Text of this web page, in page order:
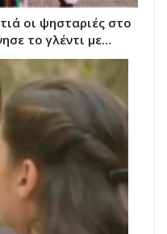
οι ψησταριές στο
το γλέντι με…